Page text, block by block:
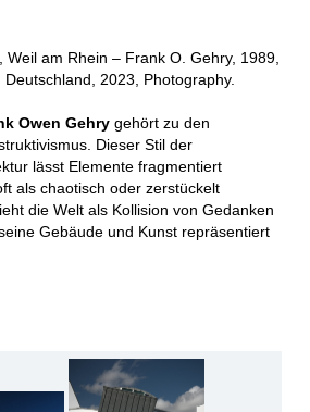
Weil am Rhein – Frank O. Gehry, 1989,
2023, Photography.
Owen Gehry gehört zu den
Dieser Stil der
lässt Elemente fragmentiert
als chaotisch oder zerstückelt
die Welt als Kollision von Gedanken
Gebäude und Kunst repräsentiert